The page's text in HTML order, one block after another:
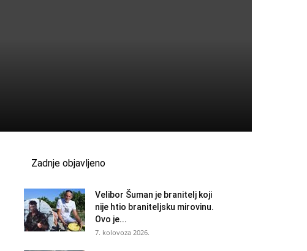
Zadnje objavljeno
Velibor Šuman je branitelj koji
nije htio braniteljsku mirovinu.
Ovo je...
7. kolovoza 2026.